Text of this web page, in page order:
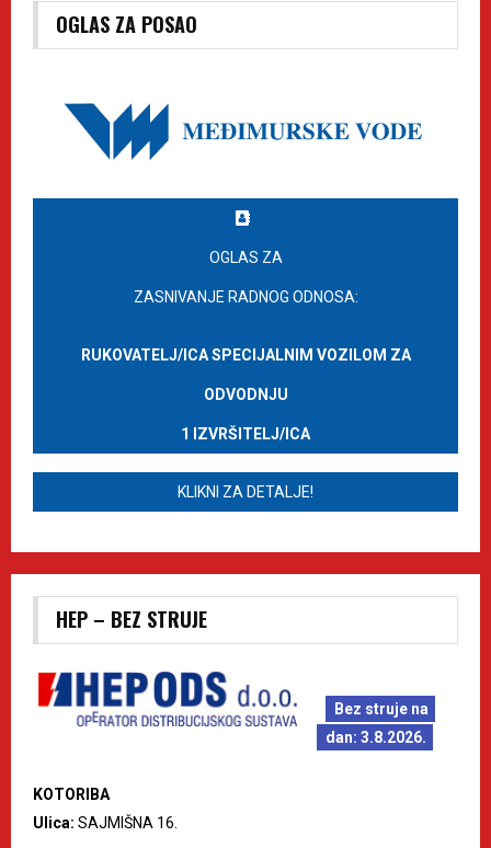
OGLAS ZA POSAO
OGLAS ZA
ZASNIVANJE RADNOG ODNOSA:
RUKOVATELJ/ICA SPECIJALNIM VOZILOM ZA
ODVODNJU
1 IZVRŠITELJ/ICA
KLIKNI ZA DETALJE!
HEP – BEZ STRUJE
Bez struje na
dan: 3.8.2026.
KOTORIBA
Ulica: SAJMIŠNA 16.